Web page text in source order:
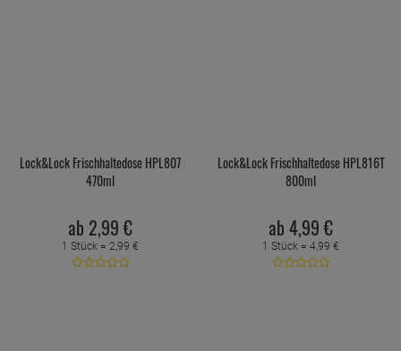
Lock&Lock Frischhaltedose HPL807
470ml
ab 2,99 €
1 Stück = 2,99 €
Lock&Lock Frischhaltedose HPL816T
800ml
ab 4,99 €
1 Stück = 4,99 €